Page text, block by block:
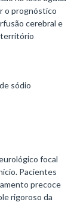
o prognóstico
cerebral e
território
sódio
focal
Pacientes
precoce
rigoroso da